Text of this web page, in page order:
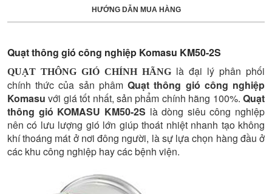
HƯỚNG DẪN MUA HÀNG
Quạt thông gió công nghiệp Komasu KM50-2S
QUẠT THÔNG GIÓ CHÍNH HÃNG là đại lý phân phối
chính thức của sản phâmQuạt thông gió công nghiệp
Komasuvới giá tốt nhất, sản phẩm chính hãng 100%.Quạt
thông gió KOMASU KM50-2S là dòng siêu công nghiệp
nên có lưu lượng gió lớn giúp thoát nhiệt nhanh tạo không
khí thoáng mát ở nơi đông người, là sự lựa chọn hàng đầu ở
các khu công nghiệp hay các bệnh viện.